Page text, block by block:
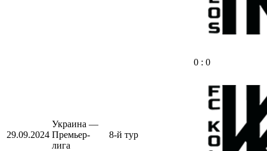
29.09.2024
Украина —
Премьер-
лига
8-й тур
0 : 0